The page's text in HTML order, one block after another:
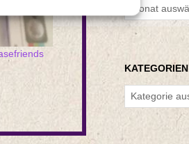
KATEGORIEN
Kategorien